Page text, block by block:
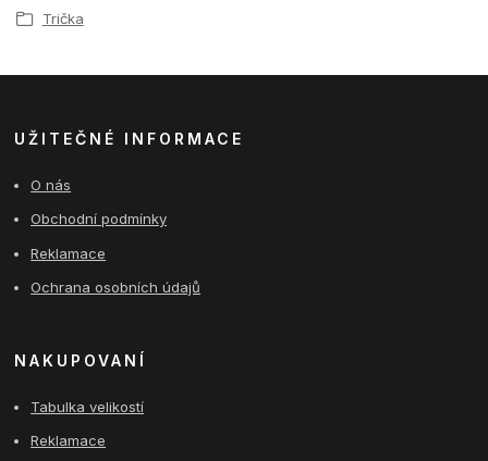
Trička
UŽITEČNÉ INFORMACE
O nás
Obchodní podmínky
Reklamace
Ochrana osobních údajů
NAKUPOVANÍ
Tabulka velikostí
Reklamace